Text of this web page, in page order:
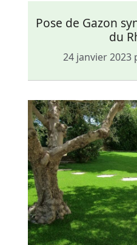
Pose de Gazon
du
24 janvier 2023